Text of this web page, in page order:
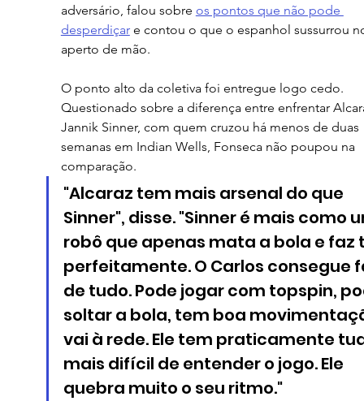
adversário, falou sobre os pontos que não pode
desperdiçar e contou o que o espanhol sussurrou
aperto de mão.
O ponto alto da coletiva foi entregue logo cedo.
Questionado sobre a diferença entre enfrentar
Jannik Sinner, com quem cruzou há menos de duas
semanas em Indian Wells, Fonseca não poupou na
comparação.
"Alcaraz tem mais arsenal do que
Sinner", disse. "Sinner é mais como
robô que apenas mata a bola e faz
perfeitamente. O Carlos consegue
de tudo. Pode jogar com topspin,
soltar a bola, tem boa
vai à rede. Ele tem praticamente
mais difícil de entender o jogo. Ele
quebra muito o seu ritmo."